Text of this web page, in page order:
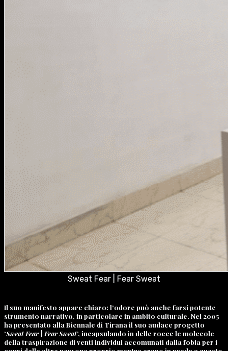
Sweat Fear | Fear Sweat
Il suo manifesto appare chiaro: l’odore può anche farsi potente
strumento narrativo, in particolare in ambito culturale. Nel 2005
ha presentato alla Biennale di Tirana il suo audace progetto
‘Sweat Fear | Fear Sweat’, incapsulando in delle rocce le molecole
della traspirazione di venti individui accomunati dalla fobia per i